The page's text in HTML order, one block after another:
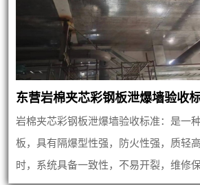
东营岩棉夹芯彩钢板泄爆墙验收
岩棉夹芯彩钢板泄爆墙验收标准：是一
板，具有隔爆型性强，防火性强，质轻
时，系统具备一致性，不易开裂，维修